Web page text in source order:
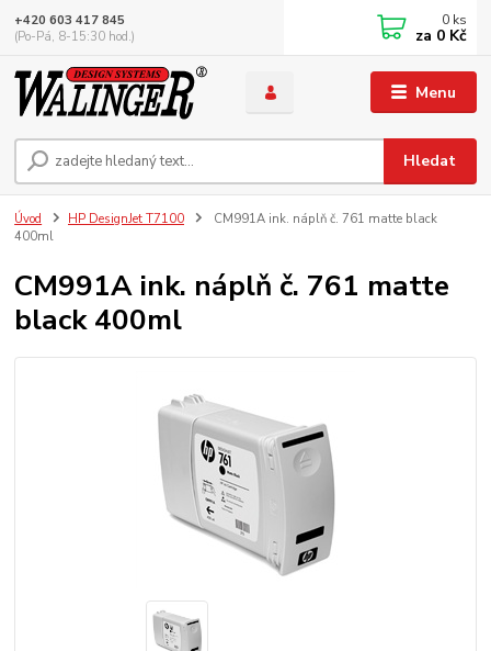
Menu
Hledat
+420 603 417 845
(Po-Pá, 8-15:30 hod.)
0 ks
za 0 Kč
Úvod HP DesignJet T7100
CM991A ink. náplň č. 761 matte black
400ml
CM991A ink. náplň č. 761 matte
black 400ml